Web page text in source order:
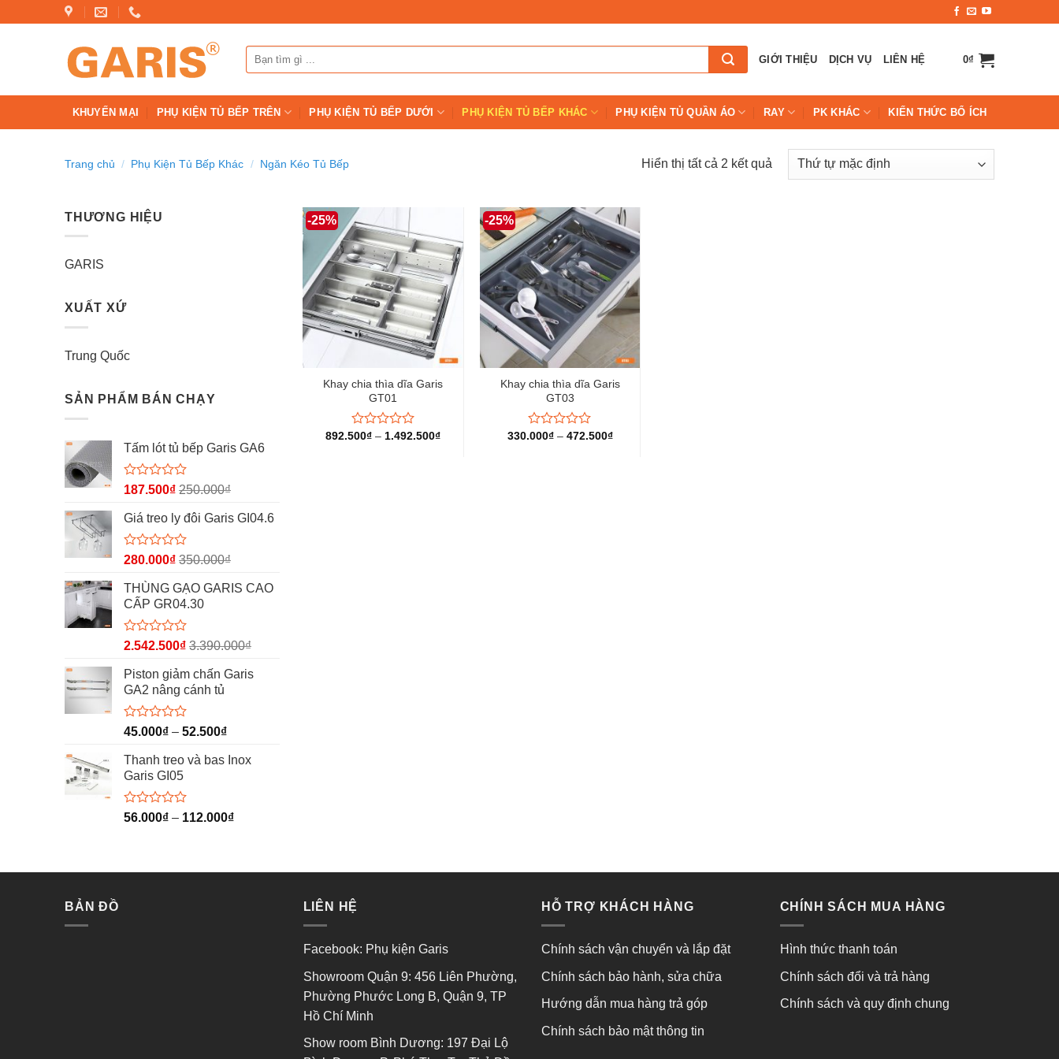
Tìm
kiếm:
GIỚI THIỆU DỊCH VỤ LIÊN HỆ 0₫
KHUYẾN MẠI PHỤ KIỆN TỦ BẾP TRÊN PHỤ KIỆN TỦ BẾP DƯỚI PHỤ KIỆN TỦ BẾP KHÁC PHỤ KIỆN TỦ QUẦN ÁO RAY PK KHÁC KIẾN THỨC BỔ ÍCH
Trang chủ / Phụ Kiện Tủ Bếp Khác / Ngăn Kéo Tủ Bếp Hiển thị tất cả 2 kết quả
THƯƠNG HIỆU
GARIS
XUẤT XỨ
Trung Quốc
SẢN PHẨM BÁN CHẠY
Tấm lót tủ bếp Garis GA6
Được
hạng
0
5
187.500₫ 250.000₫
Giá treo ly đôi Garis GI04.6
Được
hạng
0
5
sao
280.000₫ 350.000₫
THÙNG GẠO GARIS CAO
CẤP GR04.30
Được
hạng
0
5
sao
2.542.500₫ 3.390.000₫
Piston giảm chấn Garis
GA2 nâng cánh tủ
Được
hạng
0
5
sao
45.000₫ – 52.500₫
Thanh treo và bas Inox
Garis GI05
Được
56.000₫ – 112.000₫
-25%
Khay chia thìa dĩa Garis
GT01
Được
892.500₫ –1.492.500₫
-25%
Khay chia thìa dĩa Garis
GT03
Được
330.000₫– 472.500₫
BẢN ĐỒ LIÊN HỆ
Facebook: Phụ kiện Garis
Showroom Quận 9: 456 Liên Phường,
Phường Phước Long B, Quận 9, TP
Hồ Chí Minh
Show room Bình Dương: 197 Đại Lộ
HỖ TRỢ KHÁCH HÀNG
Chính sách vận chuyển và lắp đặt
Chính sách bảo hành, sửa chữa
Hướng dẫn mua hàng trả góp
Chính sách bảo mật thông tin
CHÍNH SÁCH MUA HÀNG
Hình thức thanh toán
Chính sách đổi và trả hàng
Chính sách và quy định chung